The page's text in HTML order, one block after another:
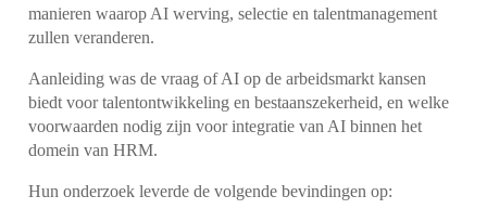
manieren waarop AI werving, selectie en talentmanagement
zullen veranderen.
Aanleiding was de vraag of AI op de arbeidsmarkt kansen
biedt voor talentontwikkeling en bestaanszekerheid, en welke
voorwaarden nodig zijn voor integratie van AI binnen het
domein van HRM.
Hun onderzoek leverde de volgende bevindingen op: